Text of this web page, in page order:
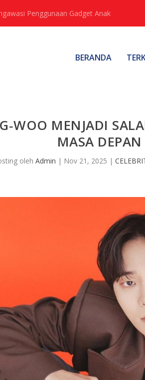
Penggunaan Gadget Anak
BERANDA
MENJADI
MASA DEPAN
olehAdmin | Nov 21, 2025 |